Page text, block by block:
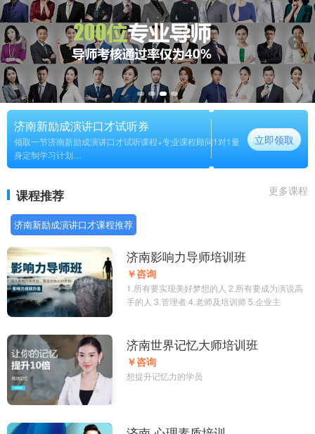
济南新励成演讲口才试听券
领取一节济南新励成演讲口才试听课程+专业课程顾问1对1量
身定制学习计划
长期
立即领取
课程推荐 更多课程
济南新励成演讲口才课程推荐
济南影响力导师培训班
￥咨询
1.所有要实现美好梦想的人 2.所有要成为演说高
手的人 3.管理者 4.老师及培训师 5.企业主
济南世界记忆大师培训班
￥咨询
想提升记忆力的学员